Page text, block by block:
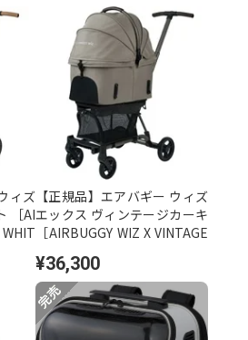
ィズ
［AI
【正規品】エアバギー ウィズ
エックス ヴィンテージカーキ
［AIRBUGGY WIZ X VINTAGE
¥36,300